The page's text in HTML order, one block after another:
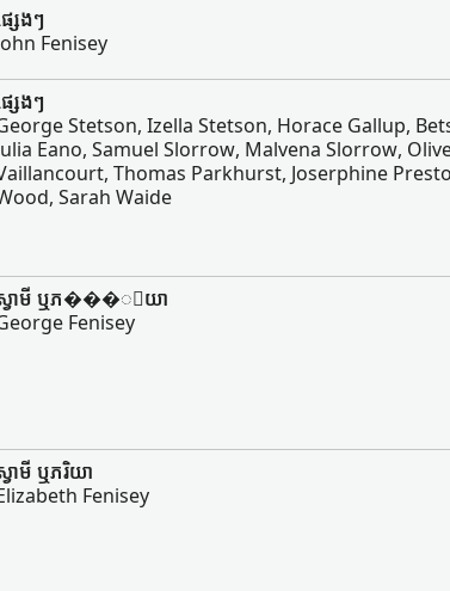
សេងៗ
Fenisey
សេងៗ
Stetson, Izella Stetson, Horace Gallup,
Eano, Samuel Slorrow, Malvena Slorrow,
Thomas Parkhurst, Joserphine
Sarah Waide
វាមី ឬ​ភ���ិយា
Fenisey
វាមី ឬ​ភរិយា
Fenisey